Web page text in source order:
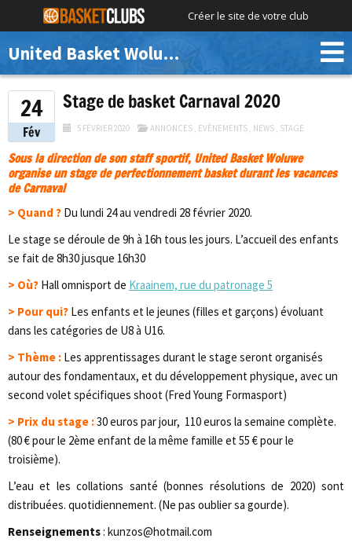
Créer le site de votre club
United Basket Woluwe
24
Fév
Stage de basket Carnaval 2020
5 FÉVRIER 2020 ANNONCES , EVÈNEMENTS , NEWS , STAGE
Sous la direction de son staff sportif, United Basket Woluwe
organise un stage de perfectionnement basket durant les vacances
de Carnaval
> Quand ? Du lundi 24 au vendredi 28 février 2020.
Le stage se déroule de 9h à 16h tous les jours. L’accueil des enfants
se fait de 8h30 jusque 16h30
> Où? Hall omnisport de Kraainem, rue du patronage 5
> Pour qui? Les enfants et le jeunes (filles et garçons) évoluant
dans les catégories de U8 à U16.
> Thème : Les apprentissages durant le stage seront organisés
autour des fondamentaux, et du développement physique, avec un
second volet spécifiques shoot (Fred Young Formasport)
> Prix du stage :30 euros par jour, 110 euros la semaine complète.
(80 € pour le 2ème enfant de la même famille et 55 € pour le
troisième).
L’eau et les collations santé (bonnes résolutions de 2020) sont
distribuées. quotidiennement. (Ne pas oublier sa gourde).
Renseignements: kunzos@hotmail.com